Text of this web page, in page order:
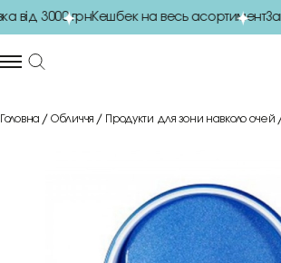
3000 грнКешбек на весь асортимент
Головна Обличчя Продукти для зони навколо очей